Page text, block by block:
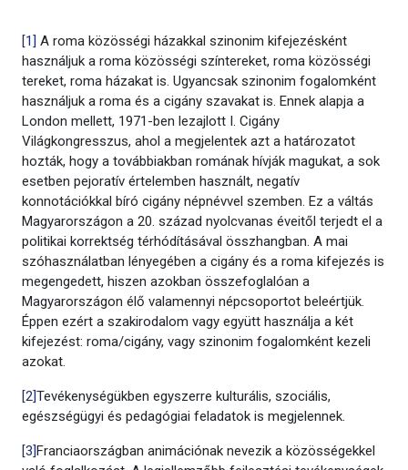
[1]
A roma közösségi házakkal szinonim kifejezésként
használjuk a roma közösségi színtereket, roma közösségi
tereket, roma házakat is. Ugyancsak szinonim fogalomként
használjuk a roma és a cigány szavakat is. Ennek alapja a
London mellett, 1971-ben lezajlott I. Cigány
Világkongresszus, ahol a megjelentek azt a határozatot
hozták, hogy a továbbiakban romának hívják magukat, a sok
esetben pejoratív értelemben használt, negatív
konnotációkkal bíró cigány népnévvel szemben. Ez a váltás
Magyarországon a 20. század nyolcvanas éveitől terjedt el a
politikai korrektség térhódításával összhangban. A mai
szóhasználatban lényegében a cigány és a roma kifejezés is
megengedett, hiszen azokban összefoglalóan a
Magyarországon élő valamennyi népcsoportot beleértjük.
Éppen ezért a szakirodalom vagy együtt használja a két
kifejezést: roma/cigány, vagy szinonim fogalomként kezeli
azokat.
[2] Tevékenységükben egyszerre kulturális, szociális,
egészségügyi és pedagógiai feladatok is megjelennek.
[3] Franciaországban animációnak nevezik a közösségekkel